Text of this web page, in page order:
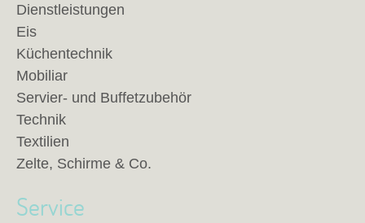
Dienstleistungen
Eis
Küchentechnik
Mobiliar
Servier- und Buffetzubehör
Technik
Textilien
Zelte, Schirme & Co.
Service